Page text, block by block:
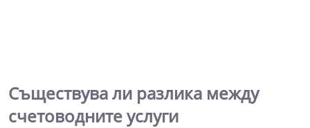
Съществува ли разлика между
счетоводните услуги